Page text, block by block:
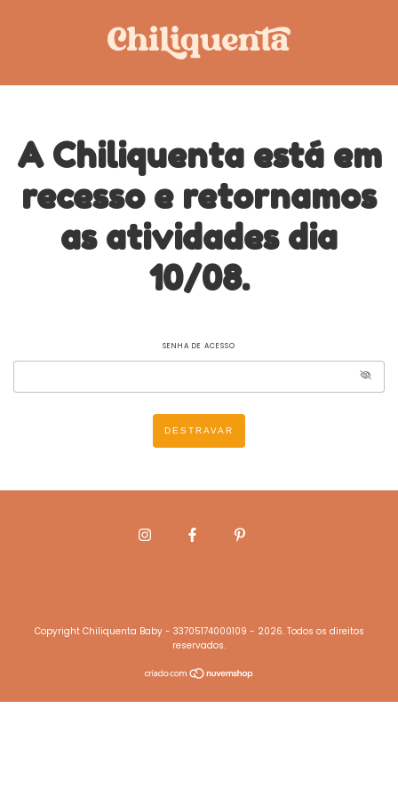
A Chiliquenta está em
recesso e retornamos
as atividades dia
10/08.
SENHA DE ACESSO
DESTRAVAR
Copyright Chiliquenta Baby - 33705174000109 - 2026. Todos os direitos
reservados.